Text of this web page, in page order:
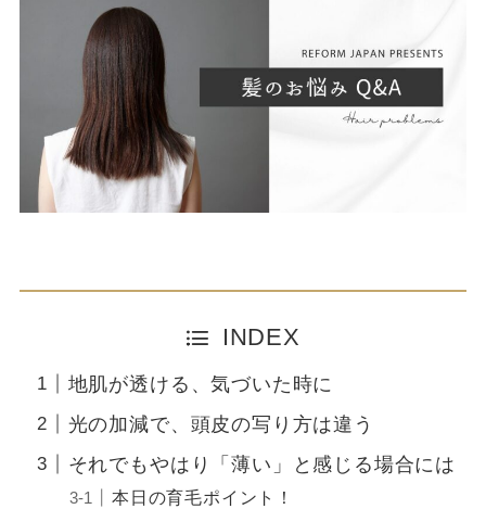
INDEX
地肌が透ける、気づいた時に
光の加減で、頭皮の写り方は違う
それでもやはり「薄い」と感じる場合には
本日の育毛ポイント！